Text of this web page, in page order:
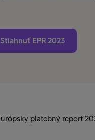
Stiahnuť EPR 2023